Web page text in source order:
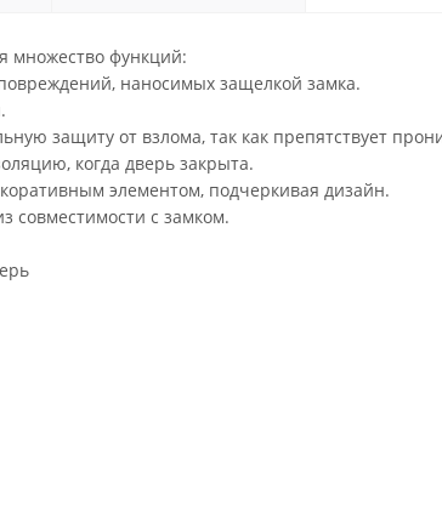
множество функций:
наносимых защелкой замка.
защиту от взлома, так как препятствует
когда дверь закрыта.
элементом, подчеркивая дизайн.
совместимости с замком.